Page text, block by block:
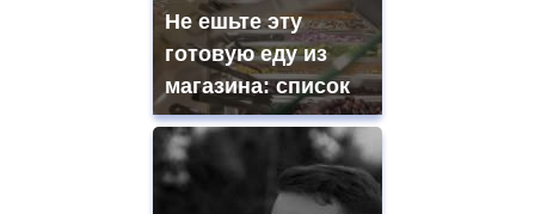
Не ешьте эту
готовую еду из
магазина: список